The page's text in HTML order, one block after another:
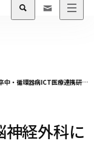
アルム、北海道大学病院 脳神経外科に脳卒中・循環器病ICT医療連携研究部門を設置 〜医療のDXを加速する〜
神経外科に